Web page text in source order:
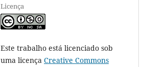
Licença
Este trabalho está licenciado sob
uma licença Creative Commons